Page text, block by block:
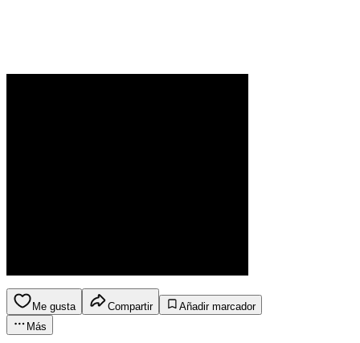
Me gusta Compartir
Añadir marcador
Más